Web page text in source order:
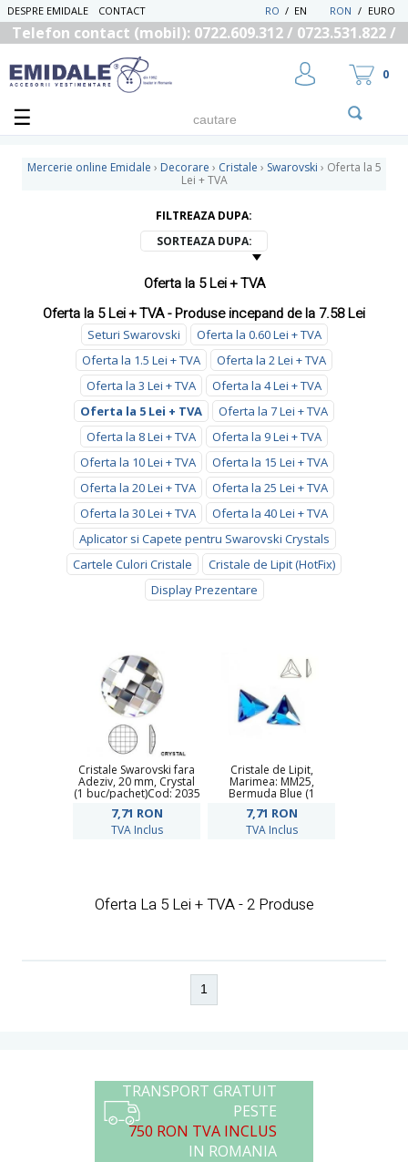
DESPRE EMIDALE CONTACT RON / EURO
EN
/
RO
Telefon contact (mobil): 0722.609.312 / 0723.531.822 /
RECUPEREAZA PAROLA
0
Mercerie online Emidale › Decorare › Cristale › Swarovski › Oferta la 5
Lei + TVA
FILTREAZA DUPA:
SORTEAZA DUPA:
Oferta la 5 Lei + TVA
Oferta la 5 Lei + TVA - Produse incepand de la 7.58 Lei
Seturi Swarovski
Oferta la 0.60 Lei + TVA
Oferta la 1.5 Lei + TVA
Oferta la 2 Lei + TVA
Oferta la 3 Lei + TVA
Oferta la 4 Lei + TVA
Oferta la 5 Lei + TVA
Oferta la 7 Lei + TVA
Oferta la 8 Lei + TVA
Oferta la 9 Lei + TVA
Oferta la 10 Lei + TVA
Oferta la 15 Lei + TVA
Oferta la 20 Lei + TVA
Oferta la 25 Lei + TVA
Oferta la 30 Lei + TVA
Oferta la 40 Lei + TVA
Aplicator si Capete pentru Swarovski Crystals
Cartele Culori Cristale
Cristale de Lipit (HotFix)
Display Prezentare
Cristale Swarovski fara
Adeziv, 20 mm, Crystal
(1 buc/pachet)Cod: 2035
7,71 RON
TVA Inclus
Cristale de Lipit,
Marimea: MM25,
Bermuda Blue (1
7,71 RON
TVA Inclus
Oferta La 5 Lei + TVA - 2 Produse
1
TRANSPORT GRATUIT
PESTE
750 RON TVA INCLUS
IN ROMANIA